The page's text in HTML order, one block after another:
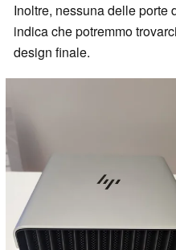
Inoltre, nessuna delle porte
indica che potremmo
design finale.